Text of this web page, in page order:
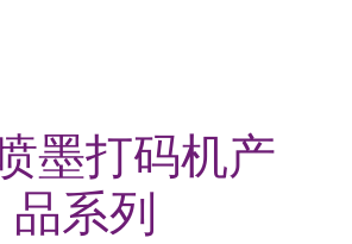
墨打码机产
品系列